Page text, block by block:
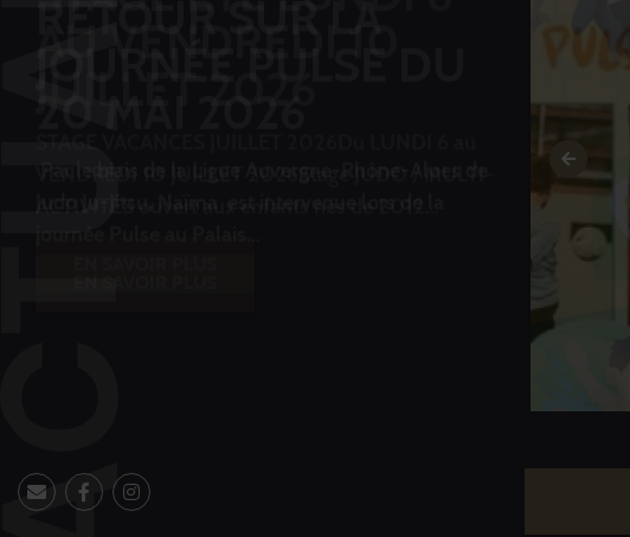
AU VENDREDI 10
JUILLET 2026